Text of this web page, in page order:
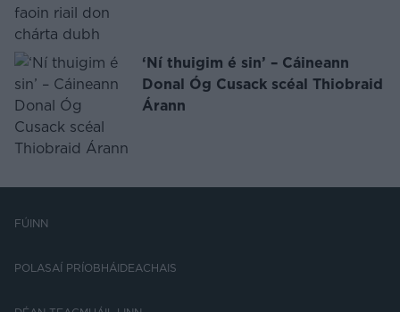
‘Ní thuigim é sin’ – Cáineann
Donal Óg Cusack scéal Thiobraid
Árann
FÚINN
POLASAÍ PRÍOBHÁIDEACHAIS